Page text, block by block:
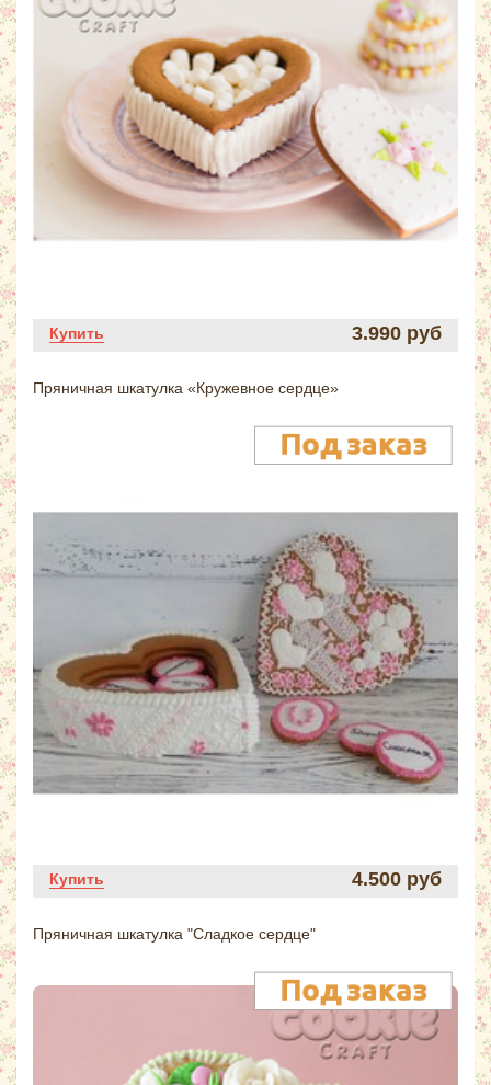
Купить 3.990 руб
Пряничная шкатулка «Кружевное сердце»
Купить 4.500 руб
Пряничная шкатулка "Сладкое сердце"